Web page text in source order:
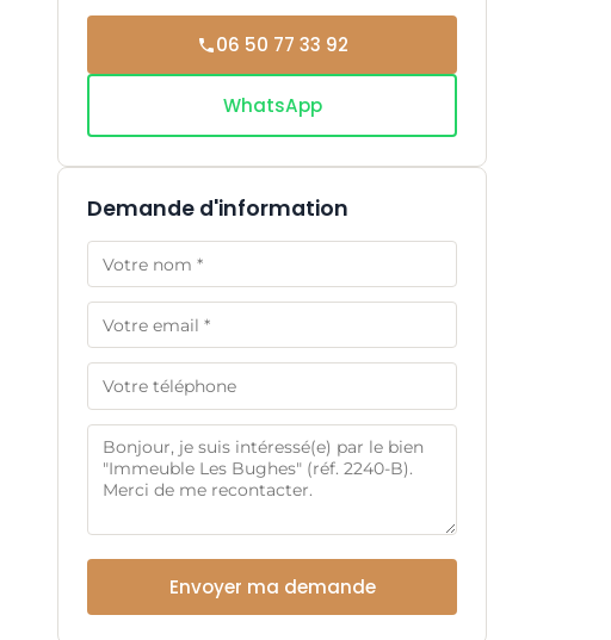
06 50 77 33 92
WhatsApp
Demande d'information
Envoyer ma demande